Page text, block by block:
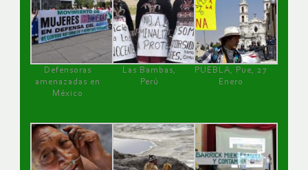
Defensoras
amenazadas en
México
Las Bambas,
Perú
PUEBLA, Pue, 27
Enero